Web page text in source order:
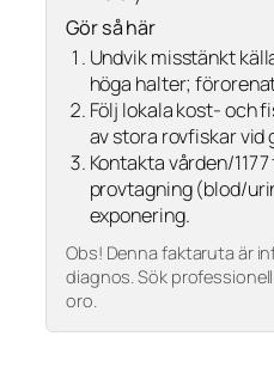
Gör så här
Undvik misstänkt
höga halter;
Följ lokala kost- och
av stora rovfiskar vid
Kontakta vården/
provtagning (blod/
exponering.
Obs! Denna faktaruta är
diagnos. Sök
oro.